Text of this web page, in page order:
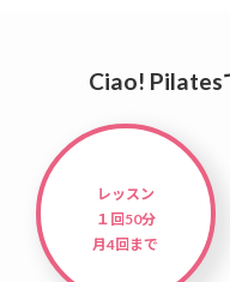
Ciao! Pilates
レッスン
１回50分
月4回まで